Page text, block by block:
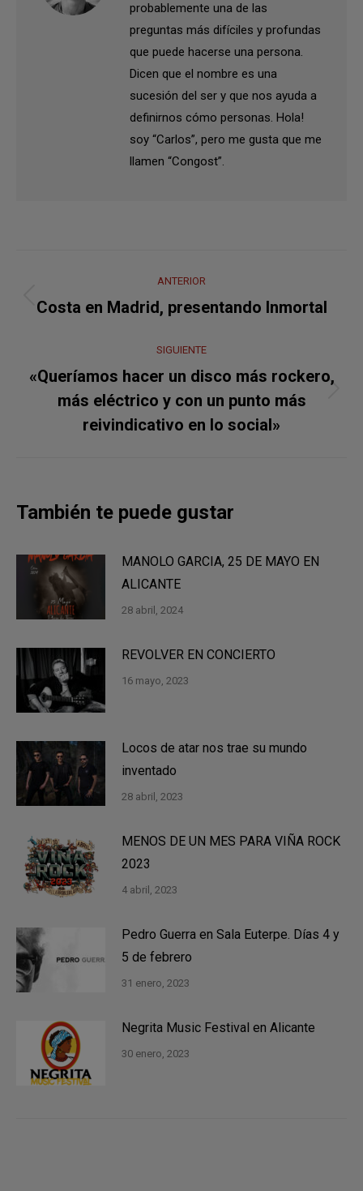
probablemente una de las
preguntas más difíciles y profundas
que puede hacerse una persona.
Dicen que el nombre es una
sucesión del ser y que nos ayuda a
definirnos cómo personas. Hola!
soy “Carlos”, pero me gusta que me
llamen “Congost”.
entre
publicaciones
ANTERIOR
Publicación
Costa en Madrid, presentando Inmortal
SIGUIENTE
Publicación
siguiente:
«Queríamos hacer un disco más rockero,
más eléctrico y con un punto más
reivindicativo en lo social»
También te puede gustar
MANOLO GARCIA, 25 DE MAYO EN
ALICANTE
28 abril, 2024
REVOLVER EN CONCIERTO
16 mayo, 2023
Locos de atar nos trae su mundo
inventado
28 abril, 2023
MENOS DE UN MES PARA VIÑA ROCK
2023
4 abril, 2023
Pedro Guerra en Sala Euterpe. Días 4 y
5 de febrero
31 enero, 2023
Negrita Music Festival en Alicante
30 enero, 2023